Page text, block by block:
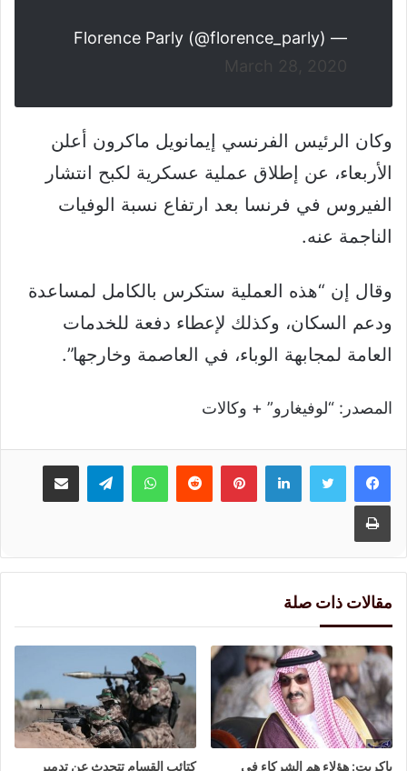
— Florence Parly (@florence_parly)
March 28, 2020
وكان الرئيس الفرنسي إيمانويل ماكرون أعلن
الأربعاء، عن إطلاق عملية عسكرية لكبح انتشار
الفيروس في فرنسا بعد ارتفاع نسبة الوفيات
الناجمة عنه.
وقال إن “هذه العملية ستكرس بالكامل لمساعدة
ودعم السكان، وكذلك لإعطاء دفعة للخدمات
العامة لمجابهة الوباء، في العاصمة وخارجها”.
المصدر: “لوفيغارو” + وكالات
لينكدإنبينتيريست واتسابتيلقرام مشاركة عبر البريد
طباعة
مقالات ذات صلة
باكريت: هؤلاء هم الشركاء في كتائب القسام تتحدث عن تدمير